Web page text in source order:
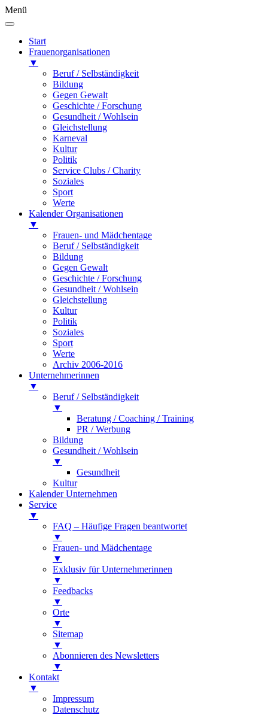
Menü
Start
Frauenorganisationen
▼
Beruf / Selbständigkeit
Bildung
Gegen Gewalt
Geschichte / Forschung
Gesundheit / Wohlsein
Gleichstellung
Karneval
Kultur
Politik
Service Clubs / Charity
Soziales
Sport
Werte
Kalender Organisationen
▼
Frauen- und Mädchentage
Beruf / Selbständigkeit
Bildung
Gegen Gewalt
Geschichte / Forschung
Gesundheit / Wohlsein
Gleichstellung
Kultur
Politik
Soziales
Sport
Werte
Archiv 2006-2016
Unternehmerinnen
▼
Beruf / Selbständigkeit
▼
Beratung / Coaching / Training
PR / Werbung
Bildung
Gesundheit / Wohlsein
▼
Gesundheit
Kultur
Kalender Unternehmen
Service
▼
FAQ – Häufige Fragen beantwortet
▼
Frauen- und Mädchentage
▼
Exklusiv für Unternehmerinnen
▼
Feedbacks
▼
Orte
▼
Sitemap
▼
Abonnieren des Newsletters
▼
Kontakt
▼
Impressum
Datenschutz